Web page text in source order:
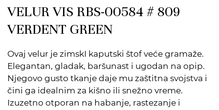
VELUR VIS RBS-00584 # 809
VERDENT GREEN
Ovaj velur je zimskI kaputski štof veće gramaže.
Elegantan, gladak, baršunast i ugodan na opip.
Njegovo gusto tkanje daje mu zaštitna svojstva i
čini ga idealnim za kišno ili snežno vreme.
Izuzetno otporan na habanje, rastezanje i